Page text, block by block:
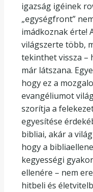
igazság igéinek
„egységfront”
imádkoznak érte!
világszerte több,
tekinthet vissza –
már látszana.
hogy ez a
evangéliumot
szorítja a
egyesítése
bibliai, akár a
hogy a
kegyességi
ellenére – nem
hitbeli és